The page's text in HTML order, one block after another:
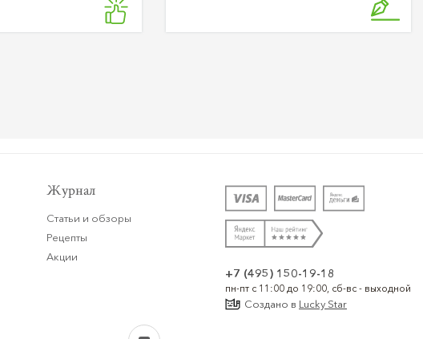
Журнал
Статьи и обзоры
Рецепты
Акции
+7 (495) 150-19-18
пн-пт с 11:00 до 19:00, сб-вс - выходной
Создано в Lucky Star